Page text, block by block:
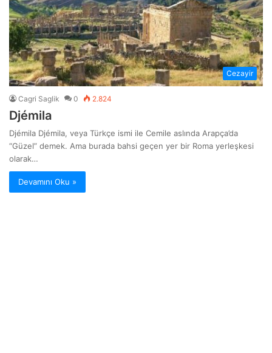
Cezayir
Cagri Saglik 0 2.824
Djémila
Djémila Djémila, veya Türkçe ismi ile Cemile aslında Arapça’da
“Güzel” demek. Ama burada bahsi geçen yer bir Roma yerleşkesi
olarak…
Devamını Oku »